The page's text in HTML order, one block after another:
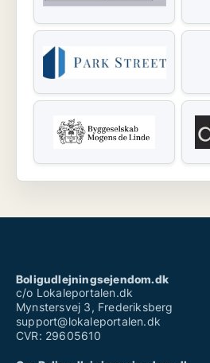
Boligudlejningsejendom.dk
c/o Lokaleportalen.dk
Mynstersvej 3, Frederiksberg
support@lokaleportalen.dk
CVR: 29605610